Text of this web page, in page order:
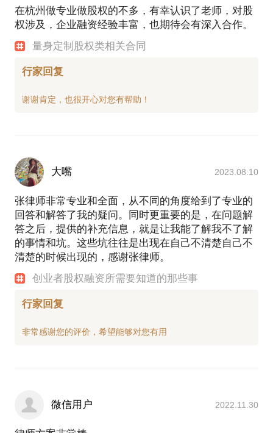
在杭州做专业做股权的不多，有幸认识了老师，对股
权涉及，企业融资经验丰富，也期待会有深入合作。
量身定制股权类相关合同
行家回复
大嘴 2023.08.10
张律师非常专业和全面，从不同的角度给到了专业的
回答和解答了我的疑问。同时更重要的是，在问题解
答之后，提供的补充信息，就是让我能了解我不了解
的事情和坑。这些坑往往是出现在自己不清楚自己不
清楚的时候出现的，感谢张律师。
创业者股权融资所需要知道的那些事
行家回复
微信用户 2022.11.30